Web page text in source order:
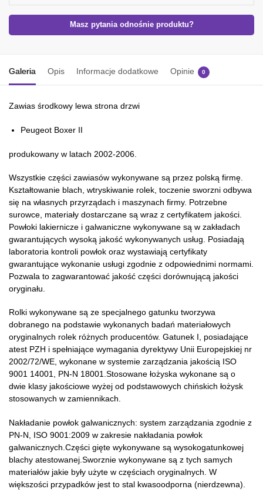
Masz pytania odnośnie produktu?
Galeria Opis Informacje dodatkowe Opinie 0
Zawias środkowy lewa strona drzwi
Peugeot Boxer II
produkowany w latach 2002-2006.
Wszystkie części zawiasów wykonywane są przez polską firmę.
Kształtowanie blach, wtryskiwanie rolek, toczenie sworzni odbywa
się na własnych przyrządach i maszynach firmy. Potrzebne
surowce, materiały dostarczane są wraz z certyfikatem jakości.
Powłoki lakiernicze i galwaniczne wykonywane są w zakładach
gwarantujących wysoką jakość wykonywanych usług. Posiadają
laboratoria kontroli powłok oraz wystawiają certyfikaty
gwarantujące wykonanie usługi zgodnie z odpowiednimi normami.
Pozwala to zagwarantować jakość części dorównującą jakości
oryginału.
Rolki wykonywane są ze specjalnego gatunku tworzywa
dobranego na podstawie wykonanych badań materiałowych
oryginalnych rolek różnych producentów. Gatunek I, posiadające
atest PZH i spełniające wymagania dyrektywy Unii Europejskiej nr
2002/72/WE, wykonane w systemie zarządzania jakością ISO
9001 14001, PN-N 18001.Stosowane łożyska wykonane są o
dwie klasy jakościowe wyżej od podstawowych chińskich łożysk
stosowanych w zamiennikach.
Nakładanie powłok galwanicznych: system zarządzania zgodnie z
PN-N, ISO 9001:2009 w zakresie nakładania powłok
galwanicznych.Części gięte wykonywane są wysokogatunkowej
blachy atestowanej.Sworznie wykonywane są z tych samych
materiałów jakie były użyte w częściach oryginalnych. W
większości przypadków jest to stal kwasoodporna (nierdzewna).